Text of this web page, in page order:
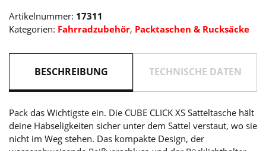
Artikelnummer: 17311
Kategorien: Fahrradzubehör, Packtaschen & Rucksäcke
BESCHREIBUNG TECHNISCHE DATEN
Pack das Wichtigste ein. Die CUBE CLICK XS Satteltasche hält
deine Habseligkeiten sicher unter dem Sattel verstaut, wo sie
nicht im Weg stehen. Das kompakte Design, der